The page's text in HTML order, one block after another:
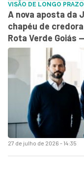
27 de julho de 2026 - 14:35
VISÃO DE LONGO PRAZO
A nova aposta da
chapéu de
Rota Verde Goiás